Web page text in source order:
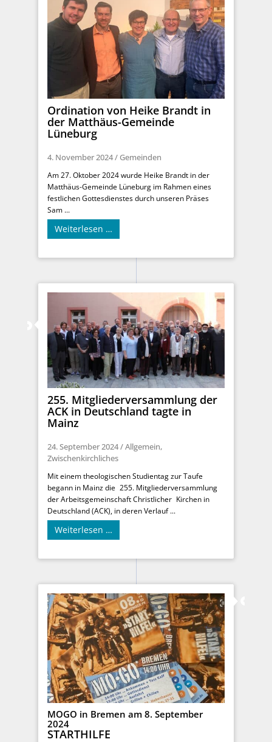
Ordination von Heike Brandt in
der Matthäus-Gemeinde
Lüneburg
4. November 2024/ Gemeinden
Am 27. Oktober 2024 wurde Heike Brandt in der
Matthäus-Gemeinde Lüneburg im Rahmen eines
festlichen Gottesdienstes durch unseren Präses
Sam ...
Weiterlesen …
255. Mitgliederversammlung der
ACK in Deutschland tagte in
Mainz
24. September 2024/Allgemein,
Zwischenkirchliches
Mit einem theologischen Studientag zur Taufe
begann in Mainz die 255. Mitgliederversammlung
der Arbeitsgemeinschaft Christlicher Kirchen in
Deutschland (ACK), in deren Verlauf ...
Weiterlesen …
MOGO in Bremen am 8. September
2024
STARTHILFE